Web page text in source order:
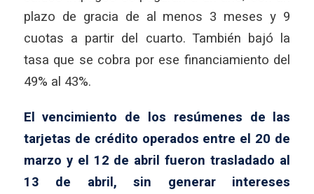
plazo de gracia de al menos 3 meses y 9
cuotas a partir del cuarto. También bajó la
tasa que se cobra por ese financiamiento del
49% al 43%.
El vencimiento de los resúmenes de las
tarjetas de crédito operados entre el 20 de
marzo y el 12 de abril fueron trasladado al
13 de abril, sin generar intereses